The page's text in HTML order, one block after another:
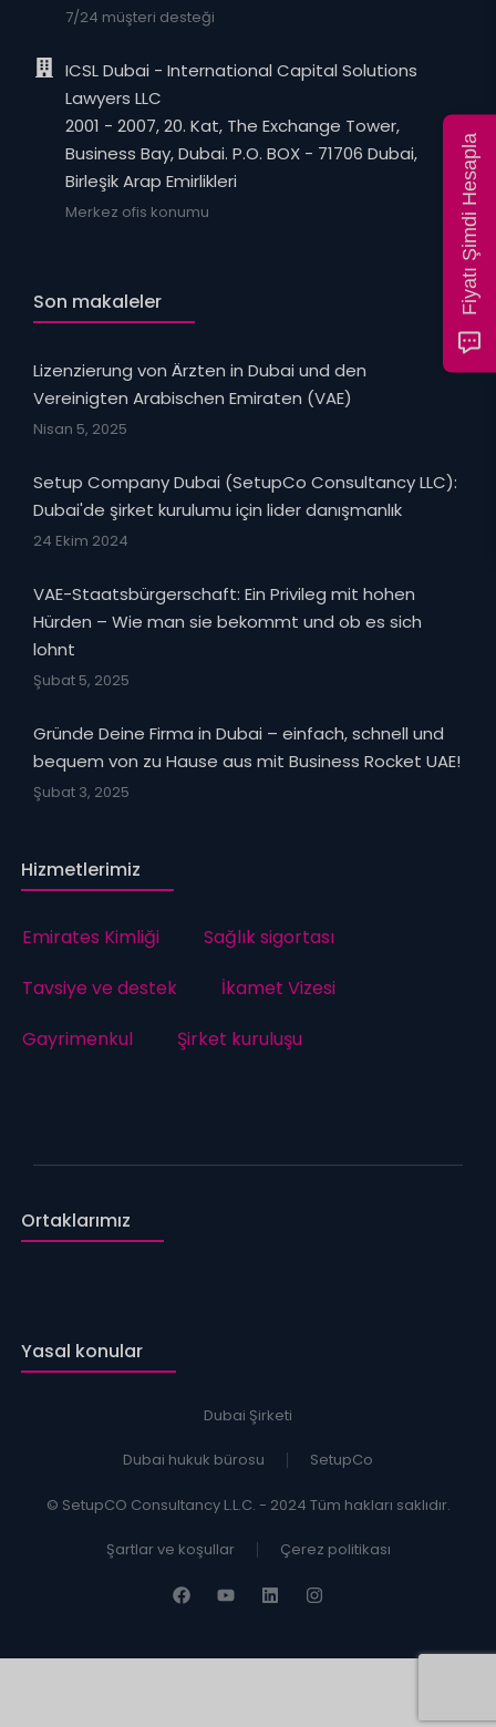
7/24 müşteri desteği
ICSL Dubai - International Capital Solutions
Lawyers LLC
2001 - 2007, 20. Kat, The Exchange Tower,
Business Bay, Dubai. P.O. BOX - 71706 Dubai,
Birleşik Arap Emirlikleri
Merkez ofis konumu
Son makaleler
Lizenzierung von Ärzten in Dubai und den
Vereinigten Arabischen Emiraten (VAE)
Nisan 5, 2025
Setup Company Dubai (SetupCo Consultancy LLC):
Dubai'de şirket kurulumu için lider danışmanlık
24 Ekim 2024
VAE-Staatsbürgerschaft: Ein Privileg mit hohen
Hürden – Wie man sie bekommt und ob es sich
lohnt
Şubat 5, 2025
Gründe Deine Firma in Dubai – einfach, schnell und
bequem von zu Hause aus mit Business Rocket UAE!
Şubat 3, 2025
Hizmetlerimiz
Emirates Kimliği
Sağlık sigortası
Tavsiye ve destek
İkamet Vizesi
Gayrimenkul
Şirket kuruluşu
Ortaklarımız
Yasal konular
Dubai Şirketi
Dubai hukuk bürosu SetupCo
© SetupCO Consultancy L.L.C. - 2024 Tüm hakları saklıdır.
Şartlar ve koşullar Çerez politikası
Fiyatı Şimdi Hesapla